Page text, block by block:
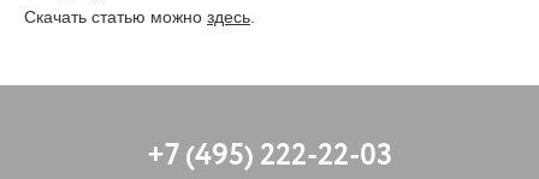
Скачать статью можно здесь
+7 (495) 222-22-03